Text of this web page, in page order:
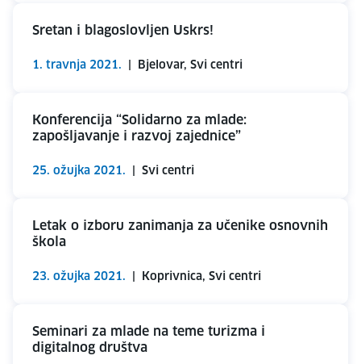
Sretan i blagoslovljen Uskrs!
1. travnja 2021. Bjelovar, Svi centri
Konferencija “Solidarno za mlade:
zapošljavanje i razvoj zajednice”
25. ožujka 2021. Svi centri
Letak o izboru zanimanja za učenike osnovnih
škola
23. ožujka 2021. Koprivnica, Svi centri
Seminari za mlade na teme turizma i
digitalnog društva